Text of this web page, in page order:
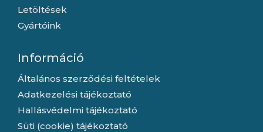
Letöltések
Gyártóink
Információ
Általános szerződési feltételek
Adatkezelési tájékoztató
Hallásvédelmi tájékoztató
Süti (cookie) tájékoztató